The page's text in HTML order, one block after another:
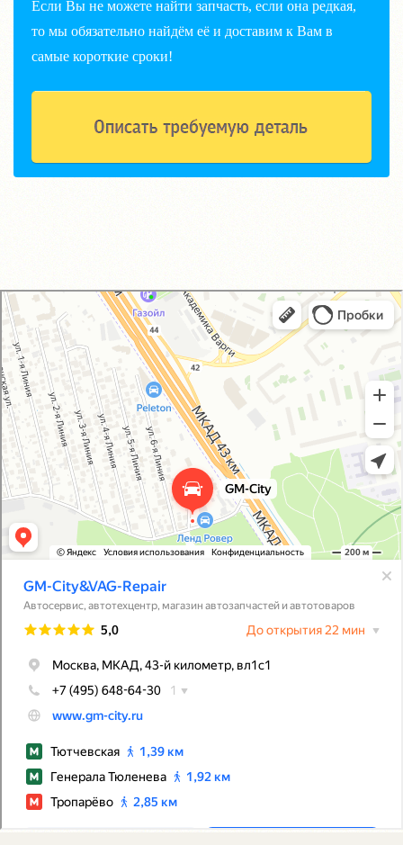
Если Вы не можете найти запчасть, если она редкая,
то мы обязательно найдём её и доставим к Вам в
самые короткие сроки!
GM-City&VAG-Repair
Автосервис, автотехцентр в Москве
Магазин автозапчастей и автотоваров в Москве